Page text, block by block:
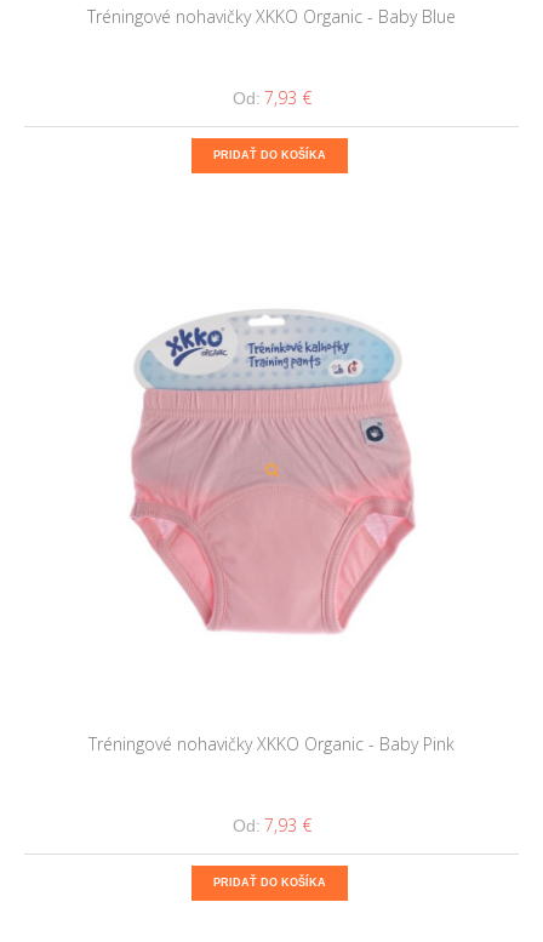
Tréningové nohavičky XKKO Organic - Baby Blue
Od: 7,93 €
PRIDAŤ DO KOŠÍKA
Tréningové nohavičky XKKO Organic - Baby Pink
Od: 7,93 €
PRIDAŤ DO KOŠÍKA